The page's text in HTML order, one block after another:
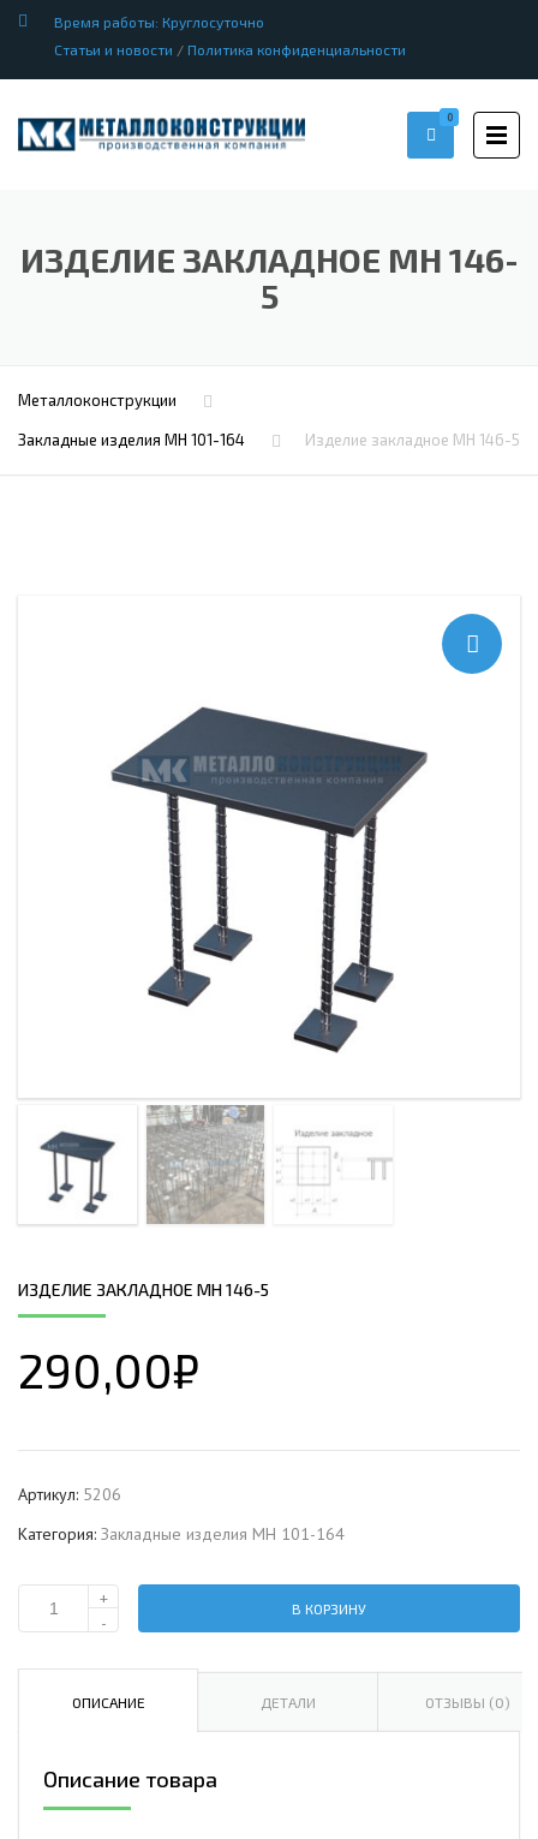
Время работы: Круглосуточно
Статьи и новости / Политика конфиденциальности
0
ИЗДЕЛИЕ ЗАКЛАДНОЕ МН 146-
5
Металлоконструкции
Закладные изделия МН 101-164 Изделие закладное МН 146-5
ИЗДЕЛИЕ ЗАКЛАДНОЕ МН 146-5
290,00₽
Артикул: 5206
Категория: Закладные изделия МН 101-164
Количество
закладное
+
-
В КОРЗИНУ
ОПИСАНИЕ ДЕТАЛИ ОТЗЫВЫ (0)
Описание товара